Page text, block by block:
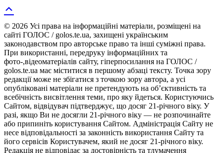
© 2026 Усі права на інформаційні матеріали, розміщені на
сайті ГОЛОС / golos.te.ua, захищені українським
законодавством про авторське право та інші суміжні права.
При використанні, передруку інформаційних та
фото-,відеоматеріалів сайту, гіперпосилання на ГОЛОС /
golos.te.ua має міститися в першому абзаці тексту. Точка зору
редакції може не збігатися з точкою зору автора, а усі
опубліковані матеріали не претендують на об’єктивність та
всебічність висвітлення теми, про яку йдеться. Користуючись
Сайтом, відвідувач підтверджує, що досяг 21-річного віку. У
разі, якщо Ви не досягли 21-річного віку — не розпочинайте
або припиніть користування Сайтом. Адміністрація Сайту не
несе відповідальності за законність використання Сайту та
його сервісів Користувачем, який не досяг 21-річного віку.
Редакція не відповідає за достовірність та тлумачення